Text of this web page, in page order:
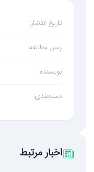
تاریخ انتشار:
زمان مطالعه:
نویسنده:
دسته‌بندی:
اخبار مرتبط